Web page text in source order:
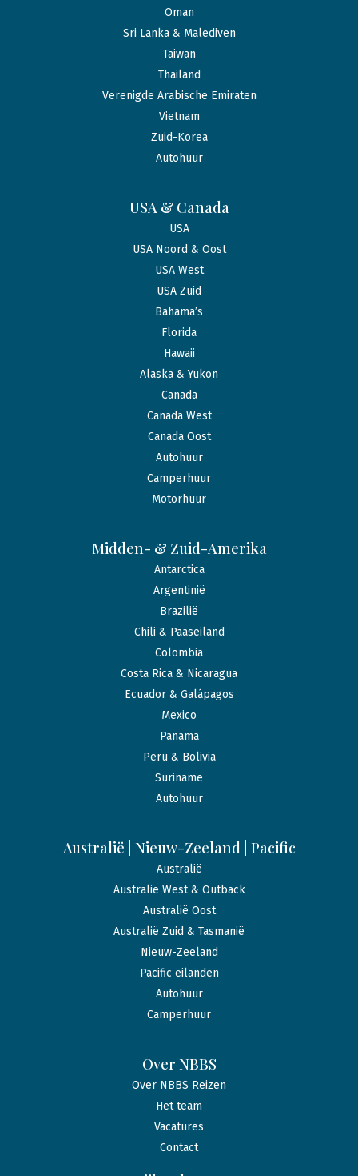
Oman
Sri Lanka & Malediven
Taiwan
Thailand
Verenigde Arabische Emiraten
Vietnam
Zuid-Korea
Autohuur
USA & Canada
USA
USA Noord & Oost
USA West
USA Zuid
Bahama’s
Florida
Hawaii
Alaska & Yukon
Canada
Canada West
Canada Oost
Autohuur
Camperhuur
Motorhuur
Midden- & Zuid-Amerika
Antarctica
Argentinië
Brazilië
Chili & Paaseiland
Colombia
Costa Rica & Nicaragua
Ecuador & Galápagos
Mexico
Panama
Peru & Bolivia
Suriname
Autohuur
Australië | Nieuw-Zeeland | Pacific
Australië
Australië West & Outback
Australië Oost
Australië Zuid & Tasmanië
Nieuw-Zeeland
Pacific eilanden
Autohuur
Camperhuur
Over NBBS
Over NBBS Reizen
Het team
Vacatures
Contact